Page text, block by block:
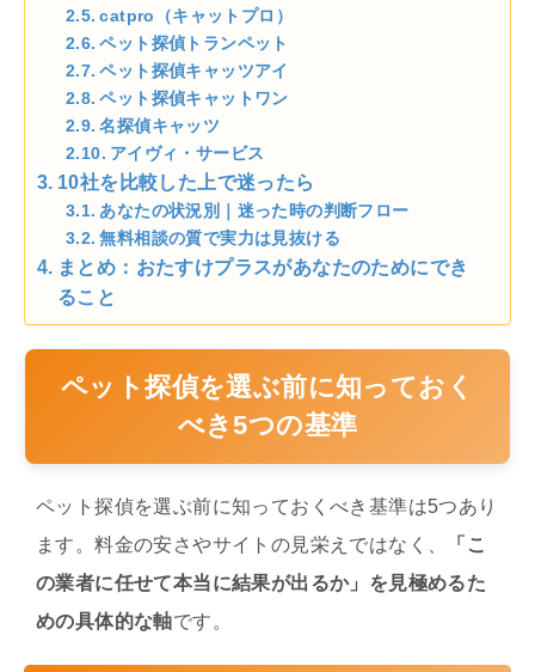
catpro（キャットプロ）
ペット探偵トランペット
ペット探偵キャッツアイ
ペット探偵キャットワン
名探偵キャッツ
アイヴィ・サービス
10社を比較した上で迷ったら
あなたの状況別｜迷った時の判断フロー
無料相談の質で実力は見抜ける
まとめ：おたすけプラスがあなたのためにでき
ること
ペット探偵を選ぶ前に知っておく
べき5つの基準
ペット探偵を選ぶ前に知っておくべき基準は5つあり
ます。料金の安さやサイトの見栄えではなく、
「こ
の業者に任せて本当に結果が出るか」を見極めるた
めの具体的な軸です。